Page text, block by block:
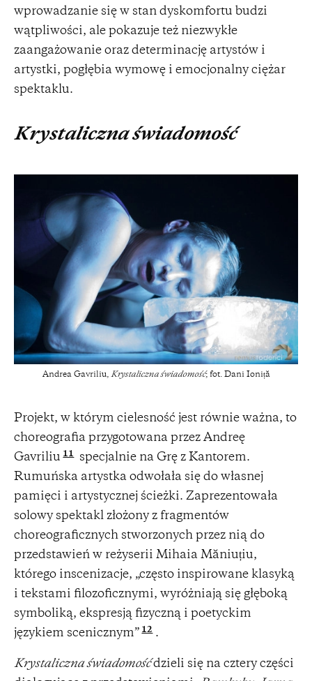
wprowadzanie się w stan dyskomfortu budzi
wątpliwości, ale pokazuje też niezwykłe
zaangażowanie oraz determinację artystów i
artystki, pogłębia wymowę i emocjonalny ciężar
spektaklu.
Krystaliczna świadomość
Andrea Gavriliu, Krystaliczna świadomość; fot. Dani Ioniță
Projekt, w którym cielesność jest równie ważna, to
choreografia przygotowana przez Andreę
Gavriliu 11
specjalnie na Grę z Kantorem.
Rumuńska artystka odwołała się do własnej
pamięci i artystycznej ścieżki. Zaprezentowała
solowy spektakl złożony z fragmentów
choreograficznych stworzonych przez nią do
przedstawień w reżyserii Mihaia Măniuțiu,
którego inscenizacje, „często inspirowane klasyką
i tekstami filozoficznymi, wyróżniają się głęboką
symboliką, ekspresją fizyczną i poetyckim
językiem scenicznym” 12 .
Krystaliczna świadomośćdzieli się na cztery części